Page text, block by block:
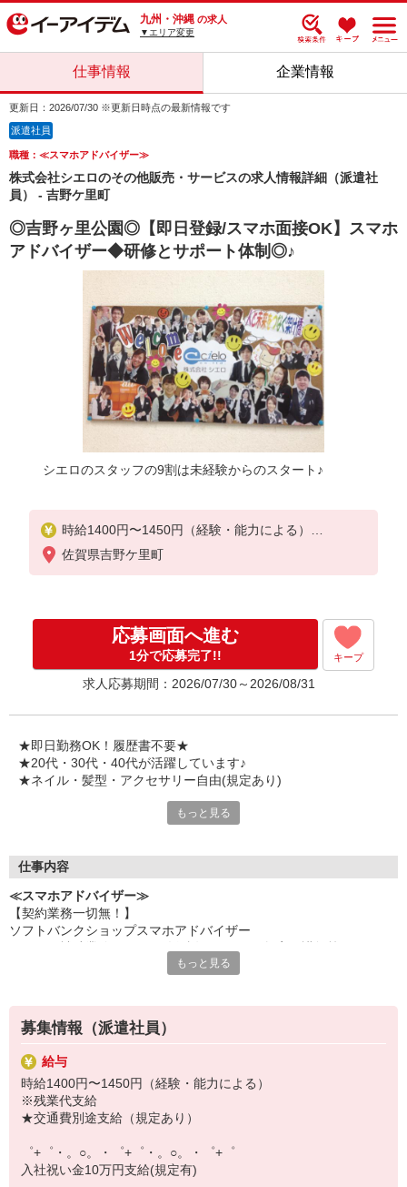
九州・沖縄 の求人
▼エリア変更
仕事情報 企業情報
更新日：2026/07/30 ※更新日時点の最新情報です
派遣社員
職種：≪スマホアドバイザー≫
株式会社シエロのその他販売・サービスの求人情報詳細（派遣社
員） - 吉野ケ里町
◎吉野ヶ里公園◎【即日登録/スマホ面接OK】スマホ
アドバイザー◆研修とサポート体制◎♪
シエロのスタッフの9割は未経験からのスタート♪
時給1400円〜1450円（経験・能力による）
※残業代支給
★交通費別途支給（規定あり）
入社祝い金10万円支給(規定有)
お友達を紹介頂くと,
インセンティブ支給(規定有)
゜・。○。・゜+゜・。○。・゜+゜
佐賀県吉野ケ里町
応募画面へ進む
1分で応募完了!! キープ
求人応募期間：2026/07/30～2026/08/31
★即日勤務OK！履歴書不要★
★20代・30代・40代が活躍しています♪
★ネイル・髪型・アクセサリー自由(規定あり)
シエロのご紹介するお店は、
優しい人間関係がある場所ばかり！
【選べるお仕事いろいろ】
￣￣￣￣￣￣￣￣￣￣￣
事務、経理、データ入力、コールセンター、受付
機械/食品製造・梱包・仕分け・加工・組立・検査
▼美容系
眉毛サロンのアイブロウ・ネイリスト・エステ
▼営業・販売
法人営業・アパレル販売・個別指導塾・人材紹介
▼人気案件も多数♪
短期・期間限定・オープニング・官公庁案件
上場/優良/大手企業など
【スマホ面接実施中】
￣￣￣￣￣￣￣￣￣
もっと見る
仕事内容
≪スマホアドバイザー≫
【契約業務一切無！】
ソフトバンクショップスマホアドバイザー
※未経験大歓迎、幅広い年齢層活躍！
もっと見る
募集情報（派遣社員）
給与
時給1400円〜1450円（経験・能力による）
※残業代支給
★交通費別途支給（規定あり）
゜+゜・。○。・゜+゜・。○。・゜+゜
入社祝い金10万円支給(規定有)